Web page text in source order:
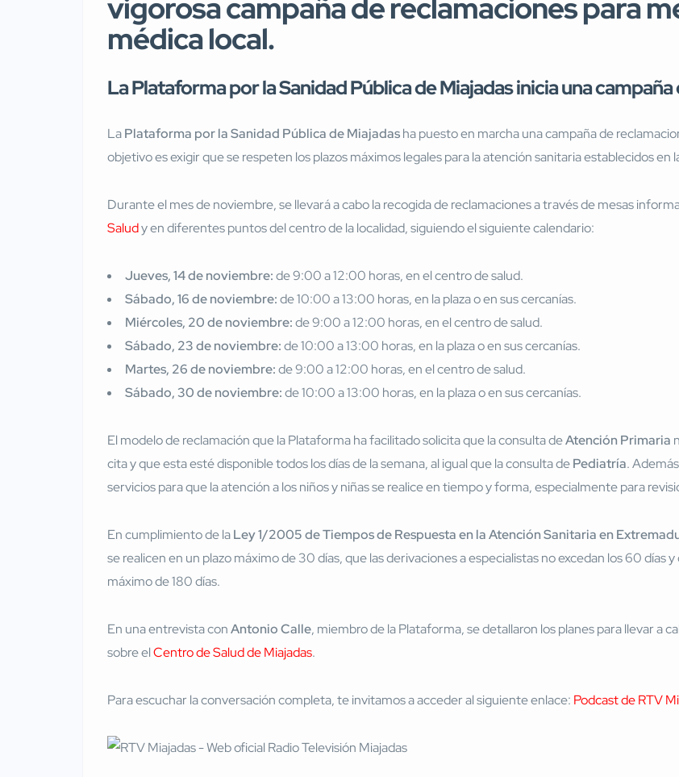
vigorosa campaña de reclamaciones para
médica local.
La Plataforma por la Sanidad Pública de Miajadas inicia una
LaPlataforma por la Sanidad Pública de Miajadasha puesto en marcha una campaña de
objetivo es exigir que se respeten los plazos máximos legales para la atención sanitaria establecidos en
Durante el mes de noviembre, se llevará a cabo la recogida de reclamaciones a través de mesas
Saludy en diferentes puntos del centro de la localidad, siguiendo el siguiente calendario:
Jueves, 14 de noviembre:de 9:00 a 12:00 horas, en el centro de salud.
Sábado, 16 de noviembre:de 10:00 a 13:00 horas, en la plaza o en sus cercanías.
Miércoles, 20 de noviembre:de 9:00 a 12:00 horas, en el centro de salud.
Sábado, 23 de noviembre:de 10:00 a 13:00 horas, en la plaza o en sus cercanías.
Martes, 26 de noviembre:de 9:00 a 12:00 horas, en el centro de salud.
Sábado, 30 de noviembre:de 10:00 a 13:00 horas, en la plaza o en sus cercanías.
El modelo de reclamación que la Plataforma ha facilitado solicita que la consulta deAtención Primaria
cita y que esta esté disponible todos los días de la semana, al igual que la consulta dePediatría.
servicios para que la atención a los niños y niñas se realice en tiempo y forma, especialmente para
En cumplimiento de laLey 1/2005 de Tiempos de Respuesta en la Atención Sanitaria en
se realicen en un plazo máximo de 30 días, que las derivaciones a especialistas no excedan los 60 días
máximo de 180 días.
En una entrevista conAntonio Calle, miembro de la Plataforma, se detallaron los planes para llevar a
sobre elCentro de Salud de Miajadas.
Para escuchar la conversación completa, te invitamos a acceder al siguiente enlace: Podcast de RTV